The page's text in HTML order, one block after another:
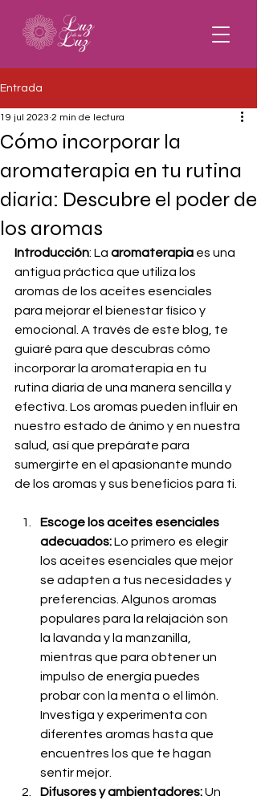
Entrada
Cómo incorporar la
aromaterapia en tu rutina
diaria: Descubre el poder de
los aromas
19 jul 2023 2 min de lectura
Introducción: La aromaterapia es una
antigua práctica que utiliza los
aromas de los aceites esenciales
para mejorar el bienestar físico y
emocional. A través de este blog, te
guiaré para que descubras cómo
incorporar la aromaterapia en tu
rutina diaria de una manera sencilla y
efectiva. Los aromas pueden influir en
nuestro estado de ánimo y en nuestra
salud, así que prepárate para
sumergirte en el apasionante mundo
de los aromas y sus beneficios para ti.
Escoge los aceites esenciales
adecuados: Lo primero es elegir
los aceites esenciales que mejor
se adapten a tus necesidades y
preferencias. Algunos aromas
populares para la relajación son
la lavanda y la manzanilla,
mientras que para obtener un
impulso de energía puedes
probar con la menta o el limón.
Investiga y experimenta con
diferentes aromas hasta que
encuentres los que te hagan
sentir mejor.
Difusores y ambientadores: Un